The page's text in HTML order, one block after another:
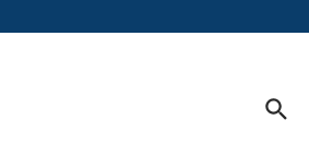
Kategorileri Tespit Etmek